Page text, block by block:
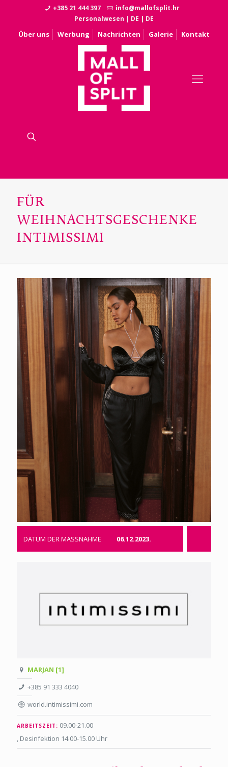
+385 21 444 397
info@mallofsplit.hr
Personalwesen | DE | DE
Über uns Werbung Nachrichten Galerie Kontakt
FÜR
WEIHNACHTSGESCHENKE
INTIMISSIMI
DATUM DER MASSNAHME 06.12.2023.
MARJAN [1]
+385 91 333 4040
world.intimissimi.com
ARBEITSZEIT: 09.00-21.00
, Desinfektion 14.00-15.00 Uhr